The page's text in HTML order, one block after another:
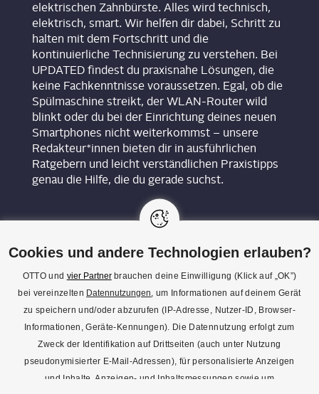
elektrischen Zahnbürste. Alles wird technisch,
elektrisch, smart. Wir helfen dir dabei, Schritt zu
halten mit dem Fortschritt und die
kontinuierliche Technisierung zu verstehen. Bei
UPDATED findest du praxisnahe Lösungen, die
keine Fachkenntnisse voraussetzen. Egal, ob die
Spülmaschine streikt, der WLAN-Router wild
blinkt oder du bei der Einrichtung deines neuen
Smartphones nicht weiterkommst – unsere
Redakteur*innen bieten dir in ausführlichen
Ratgebern und leicht verständlichen Praxistipps
genau die Hilfe, die du gerade suchst.
KON­TAKT
REDAK­TI­ON
IMPRES­SUM
DATENSCHUTZ
Cookies und andere Technologien erlauben?
OTTO und vier Partnerbrauchen deine Einwilligung (Klick auf „OK”)
bei vereinzelten Datennutzungen, um Informationen auf deinem Gerät
zu speichern und/oder abzurufen (IP-Adresse, Nutzer-ID, Browser-
Informationen, Geräte-Kennungen). Die Datennutzung erfolgt zum
Zweck der Identifikation auf Drittseiten (auch unter Nutzung
pseudonymisierter E-Mail-Adressen), für personalisierte Anzeigen
und Inhalte, Anzeigen- und Inhaltsmessungen sowie um